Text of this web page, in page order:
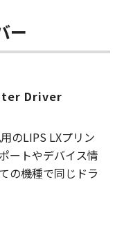
ー
Driver
のLIPS LXプリン
ートやデバイス情
の機種で同じドラ